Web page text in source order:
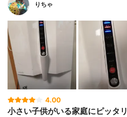
りちゃ
4.00
小さい子供がいる家庭にピッタリ